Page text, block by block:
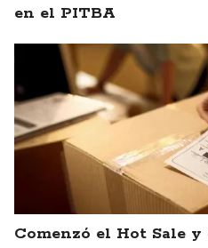
en el PITBA
Comenzó el Hot Sale y